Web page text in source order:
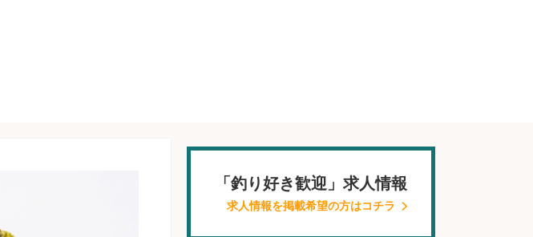
「釣り好き歓迎」求人情報
求人情報を掲載希望の方はコチラ